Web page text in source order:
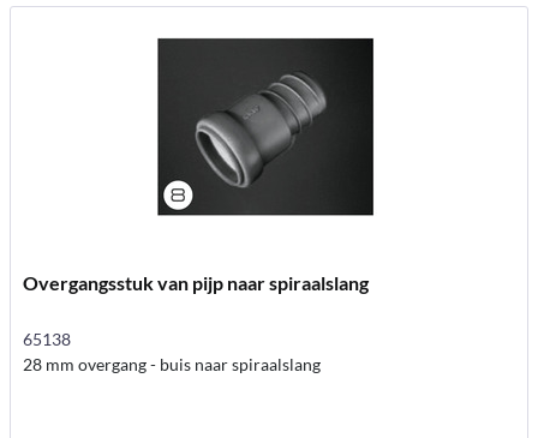
Overgangsstuk van pijp naar spiraalslang
65138
28 mm overgang - buis naar spiraalslang